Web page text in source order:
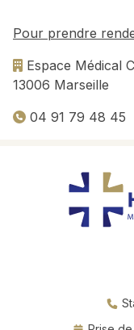
Pour prendre
Espace Médical
13006 Marseille
04 91 79 48 45